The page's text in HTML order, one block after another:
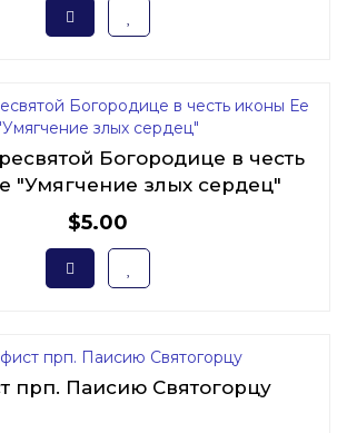
Богородице в честь
"Умягчение злых сердец"
$5.00
прп. Паисию Святогорцу